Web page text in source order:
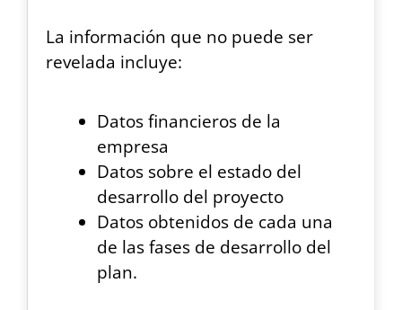
La información que no puede ser
revelada incluye:
Datos financieros de la
empresa
Datos sobre el estado del
desarrollo del proyecto
Datos obtenidos de cada una
de las fases de desarrollo del
plan.